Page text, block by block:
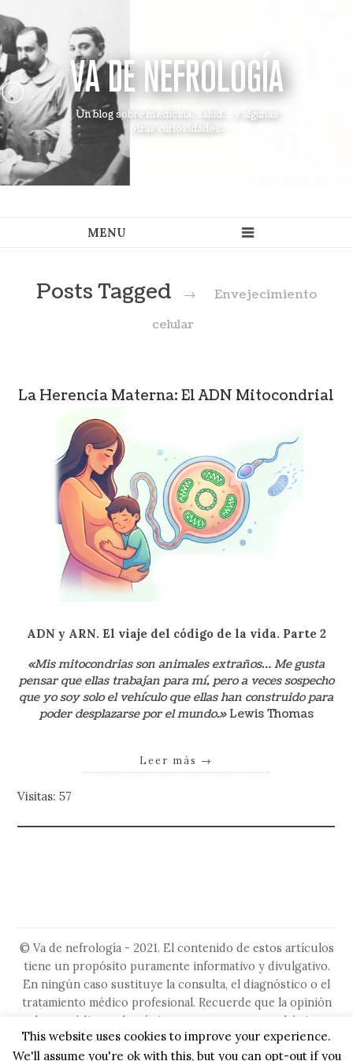
VA DE NEFROLOGÍA
Un blog sobre medicina, salud... y algunas
otras curiosidades.
Posts Tagged →
Envejecimiento
celular
La Herencia Materna: El ADN Mitocondrial
ADN y ARN. El viaje del código de la vida. Parte 2
«Mis mitocondrias son animales extraños… Me gusta
pensar que ellas trabajan para mí, pero a veces sospecho
que yo soy solo el vehículo que ellas han construido para
poder desplazarse por el mundo.»Lewis Thomas
Leer más →
Visitas: 57
© Va de nefrología - 2021. El contenido de estos artículos
tiene un propósito puramente informativo y divulgativo.
En ningún caso sustituye la consulta, el diagnóstico o el
tratamiento médico profesional. Recuerde que la opinión
de su médico es la más importante, ya que es el único
capacitado para evaluar su situación particular. No ignore
ni retrase la búsqueda de asesoramiento médico por algo
This website uses cookies to improve your experience.
We'll assume you're ok with this, but you can opt-out if you